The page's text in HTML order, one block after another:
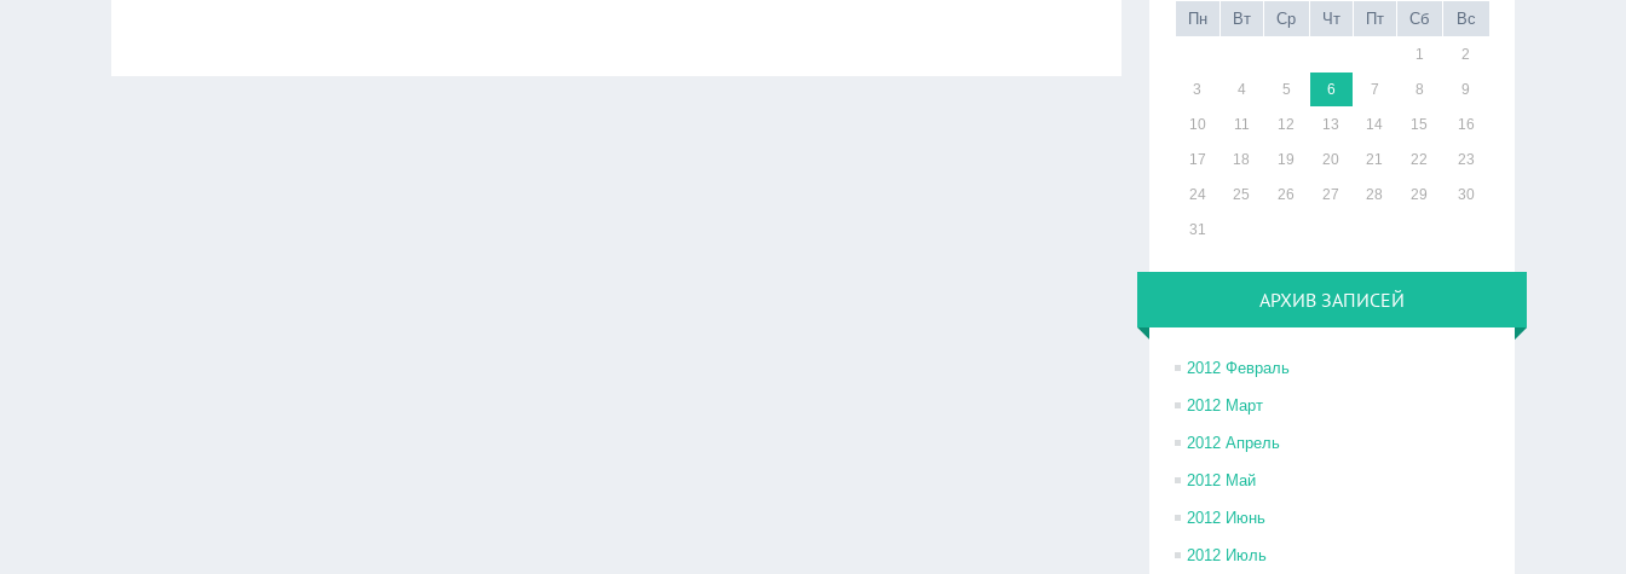
Пн
Вт Ср Чт Пт Сб Вс
1 2
3 4 5 6 7 8 9
10 11 12 13 14 15 16
17 18 19 20 21 22 23
24 25 26 27 28 29 30
31
АРХИВ ЗАПИСЕЙ
2012 Февраль
2012 Март
2012 Апрель
2012 Май
2012 Июнь
2012 Июль